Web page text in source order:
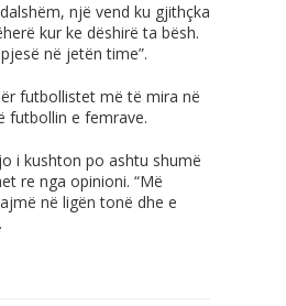
një vend ku gjithçka
kur ke dëshirë ta bësh.
në jetën time”.
futbollistet më të mira në
futbollin e femrave.
i kushton po ashtu shumë
re nga opinioni. “Më
në ligën tonë dhe e